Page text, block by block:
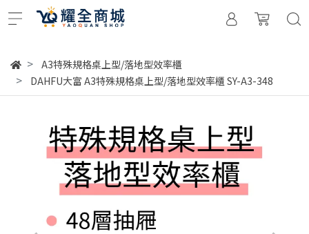
A3特殊規格桌上型/落地型效率櫃
DAHFU大富 A3特殊規格桌上型/落地型效率櫃 SY-A3-348